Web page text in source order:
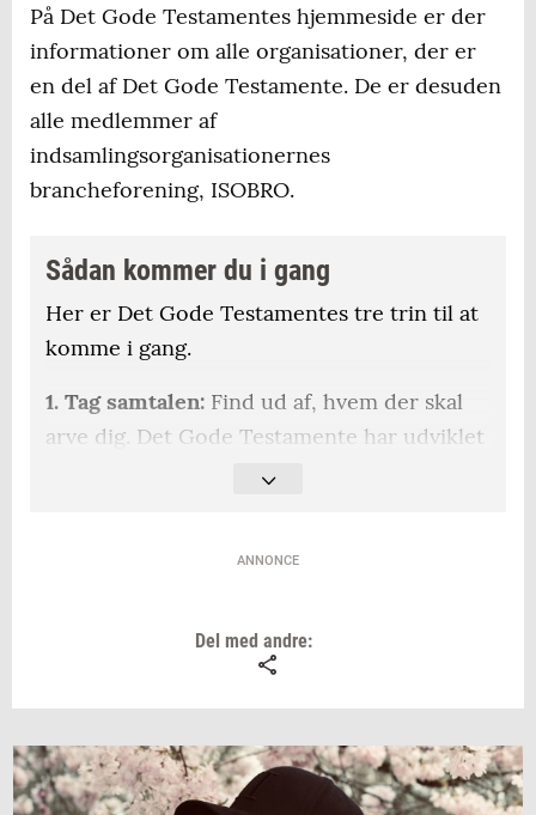
På Det Gode Testamentes hjemmeside er der
informationer om alle organisationer, der er
en del af Det Gode Testamente. De er desuden
alle medlemmer af
indsamlingsorganisationernes
brancheforening, ISOBRO.
Sådan kommer du i gang
Her er Det Gode Testamentes tre trin til at
komme i gang.
1. Tag samtalen: Find ud af, hvem der skal
arve dig. Det Gode Testamente har udviklet
nogle samtalekort, man kan prøve på
hvordan man gerne vil huskes.
myter, der kan være om det her emne: Er
det dyrt? Er det besværligt? Er det
ANNONCE
Del med andre: